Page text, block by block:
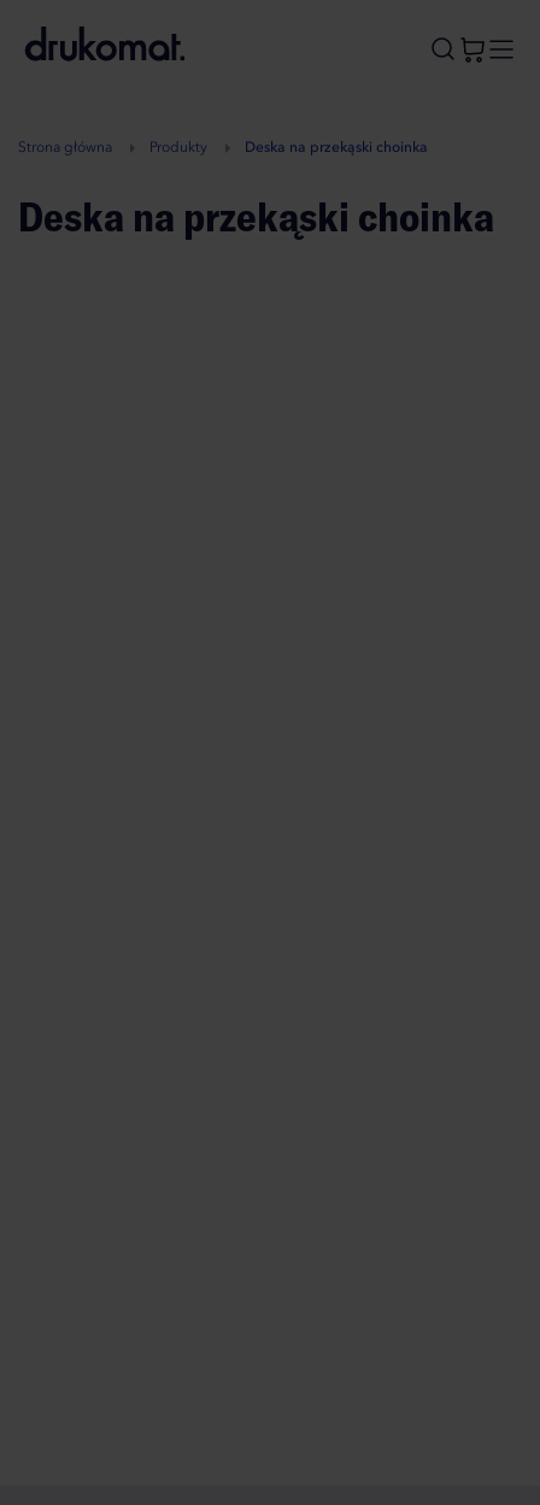
A
Strona główna Produkty Deska na przekąski choinka
Deska na przekąski choinka